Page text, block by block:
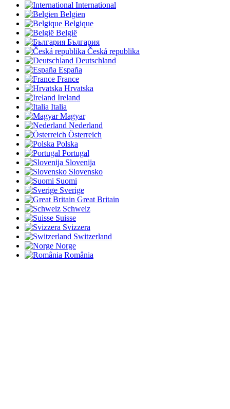
International
Belgien
Belgique
België
България
Česká republika
Deutschland
España
France
Hrvatska
Ireland
Italia
Magyar
Nederland
Österreich
Polska
Portugal
Slovenija
Slovensko
Suomi
Sverige
Great Britain
Schweiz
Suisse
Svizzera
Switzerland
Norge
România